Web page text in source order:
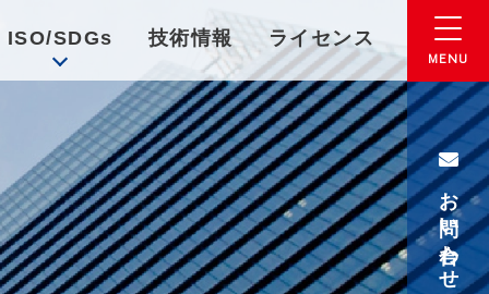
ISO/SDGs 技術情報 ライセンス
お問い合わせ